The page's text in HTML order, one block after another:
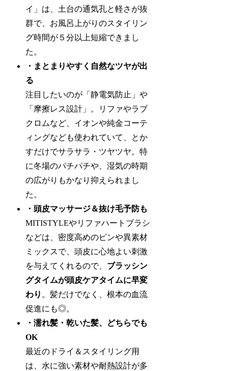
イ」は、土台の通気孔と軽さが抜
群で、お風呂上がりのスタイリン
グ時間が５分以上短縮できまし
た。
・まとまりやすく自然なツヤが出
る
注目したいのが「静電気防止」や
「摩擦レス設計」。リファやラブ
クロムなど、イオンや純金コーテ
ィングなども使われていて、とか
すだけでサラサラ・ツヤツヤ。特
に冬場のパチパチや、湿気の時期
の広がりもかなり抑えられまし
た。
・頭皮マッサージ＆抜け毛予防も
MITISTYLEやリファハートブラシ
などは、密度高めのピンや異素材
ミックスで、頭皮に心地よい刺激
を与えてくれるので、 ブラッシン
グタイムが頭皮ケアタイムに早変
わり 。髪だけでなく、根本の血流
促進にも◎。
・濡れ髪・乾いた髪、どちらでも
OK
最近のドライ＆スタイリング用
は、水に強い素材や耐熱設計が多